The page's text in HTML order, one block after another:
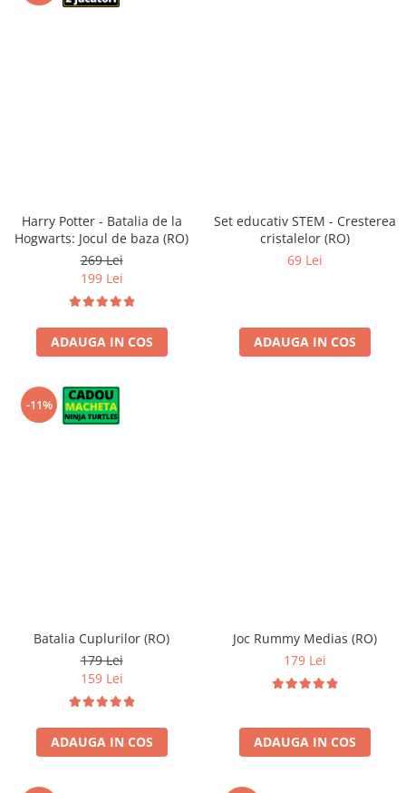
Harry Potter - Batalia de la
Hogwarts: Jocul de baza (RO)
269 Lei
199 Lei
ADAUGA IN COS
Set educativ STEM - Cresterea
cristalelor (RO)
69 Lei
ADAUGA IN COS
-11%
Batalia Cuplurilor (RO)
179 Lei
159 Lei
ADAUGA IN COS
Joc Rummy Medias (RO)
179 Lei
ADAUGA IN COS